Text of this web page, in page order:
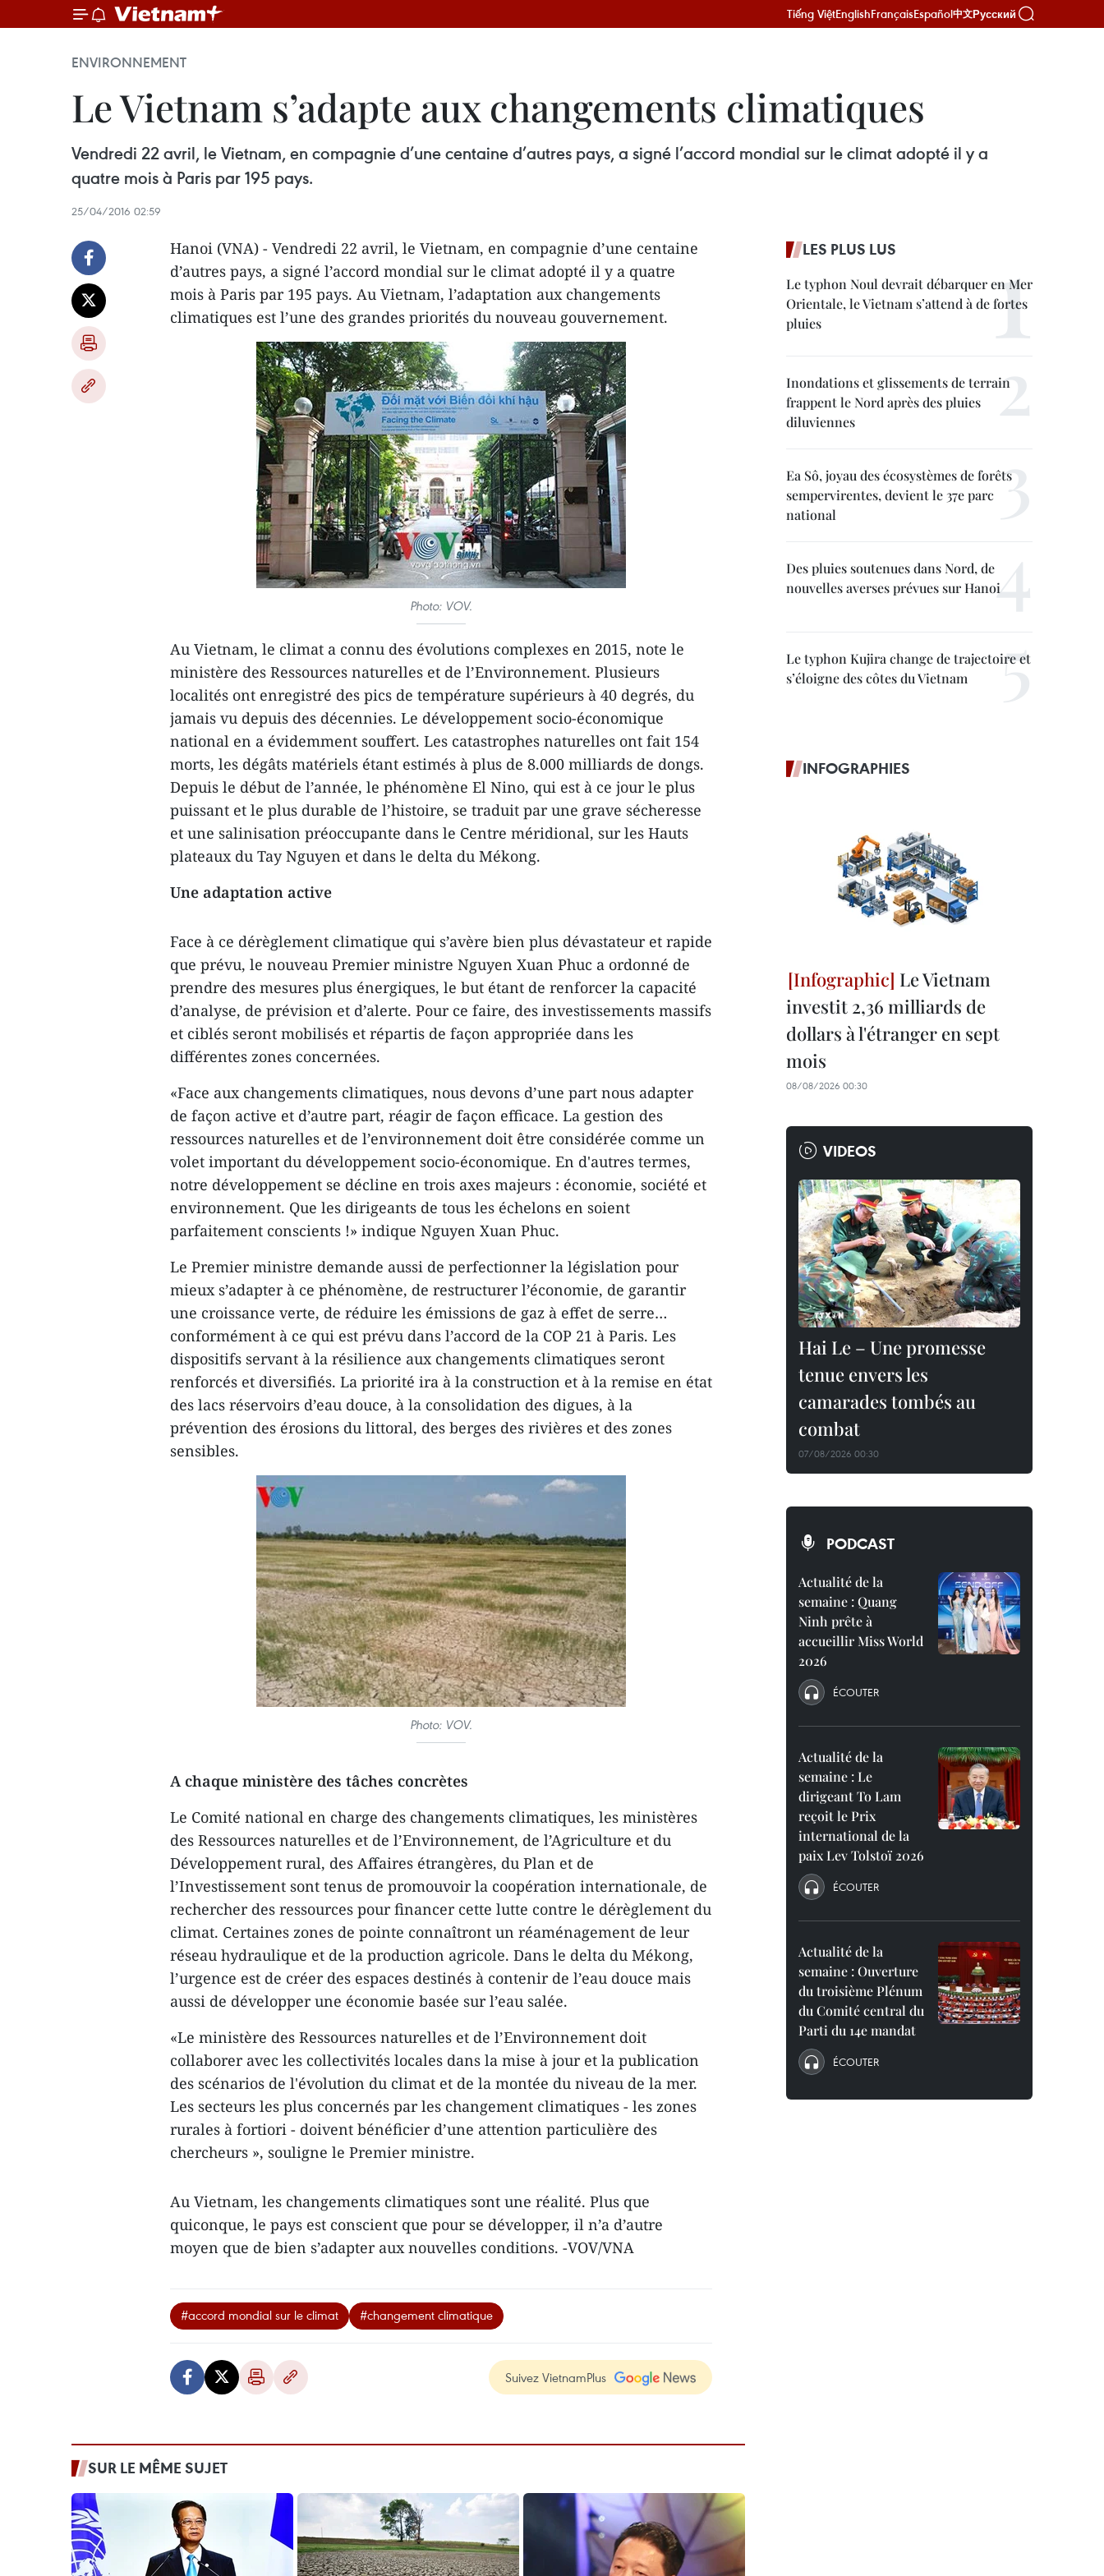
Tiếng ViệtEnglishFrançaisEspañol中文Русский
ENVIRONNEMENT
Le Vietnam s’adapte aux changements climatiques
Vendredi 22 avril, le Vietnam, en compagnie d’une centaine d’autres pays, a signé l’accord mondial sur le climat adopté il y a
quatre mois à Paris par 195 pays.
25/04/2016 02:59
Hanoi (VNA) - Vendredi 22 avril, le Vietnam, en compagnie d’une centaine
d’autres pays, a signé l’accord mondial sur le climat adopté il y a quatre
mois à Paris par 195 pays. Au Vietnam, l’adaptation aux changements
climatiques est l’une des grandes priorités du nouveau gouvernement.
Photo: VOV.
Au Vietnam, le climat a connu des évolutions complexes en 2015, note le
ministère des Ressources naturelles et de l’Environnement. Plusieurs
localités ont enregistré des pics de température supérieurs à 40 degrés, du
jamais vu depuis des décennies. Le développement socio-économique
national en a évidemment souffert. Les catastrophes naturelles ont fait 154
morts, les dégâts matériels étant estimés à plus de 8.000 milliards de dongs.
Depuis le début de l’année, le phénomène El Nino, qui est à ce jour le plus
puissant et le plus durable de l’histoire, se traduit par une grave sécheresse
et une salinisation préoccupante dans le Centre méridional, sur les Hauts
plateaux du Tay Nguyen et dans le delta du Mékong.
Une adaptation active
Face à ce dérèglement climatique qui s’avère bien plus dévastateur et rapide
que prévu, le nouveau Premier ministre Nguyen Xuan Phuc a ordonné de
prendre des mesures plus énergiques, le but étant de renforcer la capacité
d’analyse, de prévision et d’alerte. Pour ce faire, des investissements massifs
et ciblés seront mobilisés et répartis de façon appropriée dans les
différentes zones concernées.
«Face aux changements climatiques, nous devons d’une part nous adapter
de façon active et d’autre part, réagir de façon efficace. La gestion des
ressources naturelles et de l’environnement doit être considérée comme un
volet important du développement socio-économique. En d'autres termes,
notre développement se décline en trois axes majeurs : économie, société et
environnement. Que les dirigeants de tous les échelons en soient
parfaitement conscients !» indique Nguyen Xuan Phuc.
Le Premier ministre demande aussi de perfectionner la législation pour
mieux s’adapter à ce phénomène, de restructurer l’économie, de garantir
une croissance verte, de réduire les émissions de gaz à effet de serre…
conformément à ce qui est prévu dans l’accord de la COP 21 à Paris. Les
dispositifs servant à la résilience aux changements climatiques seront
renforcés et diversifiés. La priorité ira à la construction et à la remise en état
des lacs réservoirs d’eau douce, à la consolidation des digues, à la
prévention des érosions du littoral, des berges des rivières et des zones
sensibles.
Photo: VOV.
A chaque ministère des tâches concrètes
Le Comité national en charge des changements climatiques, les ministères
des Ressources naturelles et de l’Environnement, de l’Agriculture et du
Développement rural, des Affaires étrangères, du Plan et de
l’Investissement sont tenus de promouvoir la coopération internationale, de
rechercher des ressources pour financer cette lutte contre le dérèglement du
climat. Certaines zones de pointe connaîtront un réaménagement de leur
réseau hydraulique et de la production agricole. Dans le delta du Mékong,
l’urgence est de créer des espaces destinés à contenir de l’eau douce mais
aussi de développer une économie basée sur l’eau salée.
«Le ministère des Ressources naturelles et de l’Environnement doit
collaborer avec les collectivités locales dans la mise à jour et la publication
des scénarios de l'évolution du climat et de la montée du niveau de la mer.
Les secteurs les plus concernés par les changement climatiques - les zones
rurales à fortiori - doivent bénéficier d’une attention particulière des
chercheurs », souligne le Premier ministre.
Au Vietnam, les changements climatiques sont une réalité. Plus que
quiconque, le pays est conscient que pour se développer, il n’a d’autre
moyen que de bien s’adapter aux nouvelles conditions. -VOV/VNA
#accord mondial sur le climat #changement climatique
Suivez VietnamPlus
SUR LE MÊME SUJET
LES PLUS LUS
Le typhon Noul devrait débarquer en Mer
Orientale, le Vietnam s’attend à de fortes
pluies
Inondations et glissements de terrain
frappent le Nord après des pluies
diluviennes
Ea Sô, joyau des écosystèmes de forêts
sempervirentes, devient le 37e parc
national
Des pluies soutenues dans Nord, de
nouvelles averses prévues sur Hanoi
Le typhon Kujira change de trajectoire et
s’éloigne des côtes du Vietnam
INFOGRAPHIES
Le Vietnam
investit 2,36 milliards de
dollars à l'étranger en sept
mois
08/08/2026 00:30
VIDEOS
Hai Le – Une promesse
tenue envers les
camarades tombés au
combat
07/08/2026 00:30
PODCAST
Actualité de la
semaine : Quang
Ninh prête à
accueillir Miss World
2026
ÉCOUTER
Actualité de la
semaine : Le
dirigeant To Lam
reçoit le Prix
international de la
paix Lev Tolstoï 2026
ÉCOUTER
Actualité de la
semaine : Ouverture
du troisième Plénum
du Comité central du
Parti du 14e mandat
ÉCOUTER